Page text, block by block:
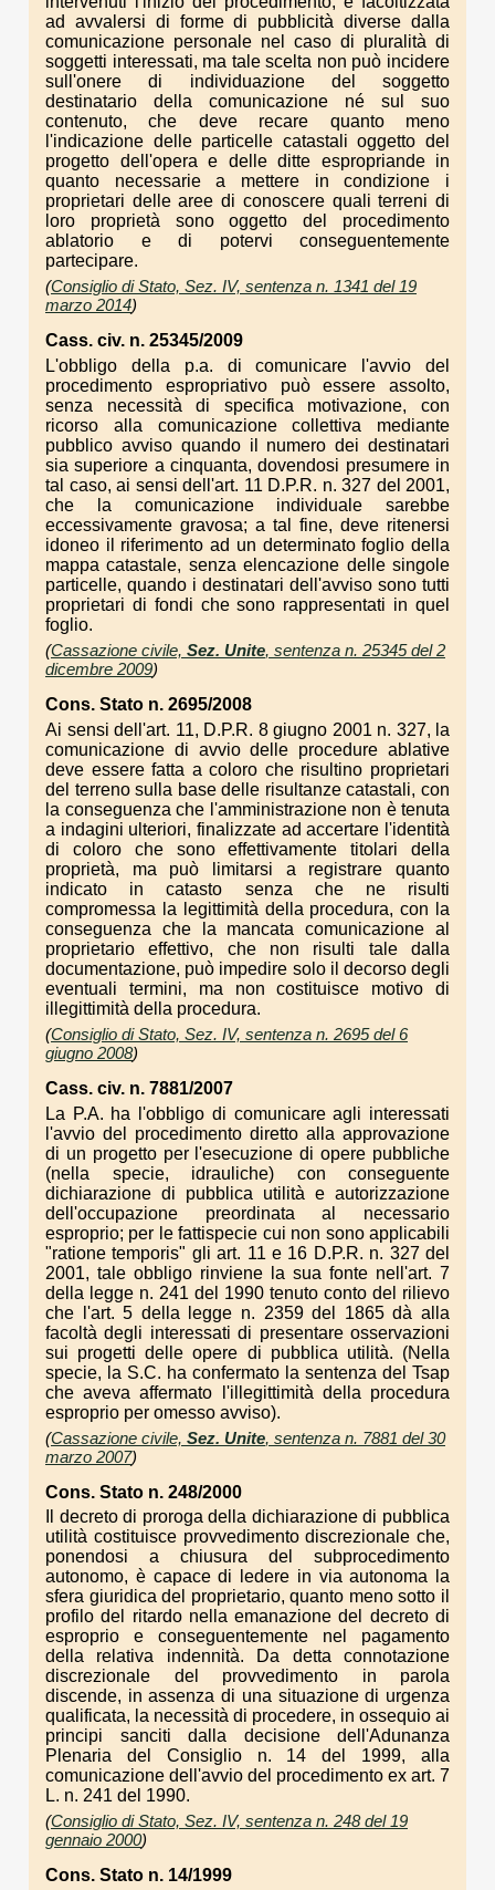
ad avvalersi di forme di pubblicità diverse dalla
comunicazione personale nel caso di pluralità di
soggetti interessati, ma tale scelta non può incidere
sull'onere di individuazione del soggetto
destinatario della comunicazione né sul suo
contenuto, che deve recare quanto meno
l'indicazione delle particelle catastali oggetto del
progetto dell'opera e delle ditte espropriande in
quanto necessarie a mettere in condizione i
proprietari delle aree di conoscere quali terreni di
loro proprietà sono oggetto del procedimento
ablatorio e di potervi conseguentemente
partecipare.
(Consiglio di Stato, Sez. IV, sentenza n. 1341 del 19
marzo 2014)
Cass. civ. n. 25345/2009
L'obbligo della p.a. di comunicare l'avvio del
procedimento espropriativo può essere assolto,
senza necessità di specifica motivazione, con
ricorso alla comunicazione collettiva mediante
pubblico avviso quando il numero dei destinatari
sia superiore a cinquanta, dovendosi presumere in
tal caso, ai sensi dell'art. 11 D.P.R. n. 327 del 2001,
che la comunicazione individuale sarebbe
eccessivamente gravosa; a tal fine, deve ritenersi
idoneo il riferimento ad un determinato foglio della
mappa catastale, senza elencazione delle singole
particelle, quando i destinatari dell'avviso sono tutti
proprietari di fondi che sono rappresentati in quel
foglio.
(Cassazione civile, Sez. Unite, sentenza n. 25345 del 2
dicembre 2009)
Cons. Stato n. 2695/2008
Ai sensi dell'art. 11, D.P.R. 8 giugno 2001 n. 327, la
comunicazione di avvio delle procedure ablative
deve essere fatta a coloro che risultino proprietari
del terreno sulla base delle risultanze catastali, con
la conseguenza che l'amministrazione non è tenuta
a indagini ulteriori, finalizzate ad accertare l'identità
di coloro che sono effettivamente titolari della
proprietà, ma può limitarsi a registrare quanto
indicato in catasto senza che ne risulti
compromessa la legittimità della procedura, con la
conseguenza che la mancata comunicazione al
proprietario effettivo, che non risulti tale dalla
documentazione, può impedire solo il decorso degli
eventuali termini, ma non costituisce motivo di
illegittimità della procedura.
(Consiglio di Stato, Sez. IV, sentenza n. 2695 del 6
giugno 2008)
Cass. civ. n. 7881/2007
La P.A. ha l'obbligo di comunicare agli interessati
l'avvio del procedimento diretto alla approvazione
di un progetto per l'esecuzione di opere pubbliche
(nella specie, idrauliche) con conseguente
dichiarazione di pubblica utilità e autorizzazione
dell'occupazione preordinata al necessario
esproprio; per le fattispecie cui non sono applicabili
"ratione temporis" gli art. 11 e 16 D.P.R. n. 327 del
2001, tale obbligo rinviene la sua fonte nell'art. 7
della legge n. 241 del 1990 tenuto conto del rilievo
che l'art. 5 della legge n. 2359 del 1865 dà alla
facoltà degli interessati di presentare osservazioni
sui progetti delle opere di pubblica utilità. (Nella
specie, la S.C. ha confermato la sentenza del Tsap
che aveva affermato l'illegittimità della procedura
esproprio per omesso avviso).
(Cassazione civile, Sez. Unite, sentenza n. 7881 del 30
marzo 2007)
Cons. Stato n. 248/2000
Il decreto di proroga della dichiarazione di pubblica
utilità costituisce provvedimento discrezionale che,
ponendosi a chiusura del subprocedimento
autonomo, è capace di ledere in via autonoma la
sfera giuridica del proprietario, quanto meno sotto il
profilo del ritardo nella emanazione del decreto di
esproprio e conseguentemente nel pagamento
della relativa indennità. Da detta connotazione
discrezionale del provvedimento in parola
discende, in assenza di una situazione di urgenza
qualificata, la necessità di procedere, in ossequio ai
principi sanciti dalla decisione dell'Adunanza
Plenaria del Consiglio n. 14 del 1999, alla
comunicazione dell'avvio del procedimento ex art. 7
L. n. 241 del 1990.
(Consiglio di Stato, Sez. IV, sentenza n. 248 del 19
gennaio 2000)
Cons. Stato n. 14/1999